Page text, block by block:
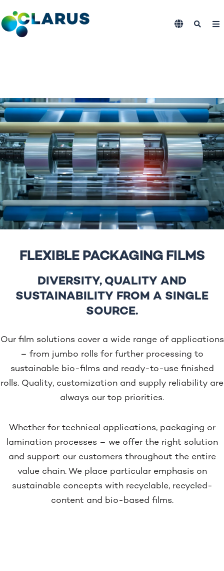
Contact Us
FLEXIBLE PACKAGING FILMS
DIVERSITY, QUALITY AND
SUSTAINABILITY FROM A SINGLE
SOURCE.
Our film solutions cover a wide range of applications
– from jumbo rolls for further processing to
sustainable bio-films and ready-to-use finished
rolls. Quality, customization and supply reliability are
always our top priorities.
Whether for technical applications, packaging or
lamination processes – we offer the right solution
and support our customers throughout the entire
value chain. We place particular emphasis on
sustainable concepts with recyclable, recycled-
content and bio-based films.